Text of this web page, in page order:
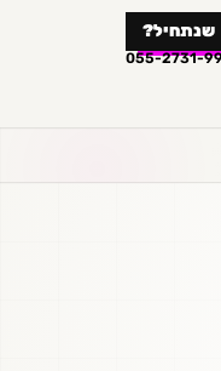
שנתחיל?
055-2731-